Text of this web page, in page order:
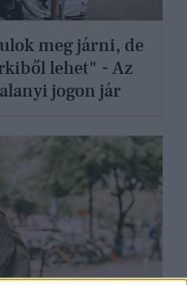
meg járni, de
lehet" - Az
jogon jár